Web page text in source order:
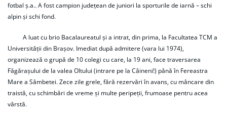
fotbal ș.a.. A fost campion județean de juniori la sporturile de iarnă – schi
alpin și schi fond.
A luat cu brio Bacalaureatul și a intrat, din prima, la Facultatea TCM a
Universității din Brașov. Imediat după admitere (vara lui 1974),
organizează o grupă de 10 colegi cu care, la 19 ani, face traversarea
Făgărașului de la valea Oltului (intrare pe la Câineni!) până în Fereastra
Mare a Sâmbetei. Zece zile grele, fără rezervări în avans, cu mâncare din
traistă, cu schimbări de vreme și multe peripeții, frumoase pentru acea
vârstă.